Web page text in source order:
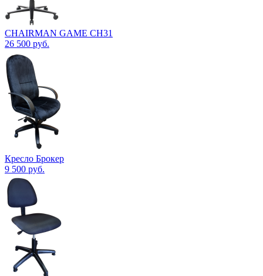
CHAIRMAN GAME CH31
26 500 руб.
Кресло Брокер
9 500 руб.